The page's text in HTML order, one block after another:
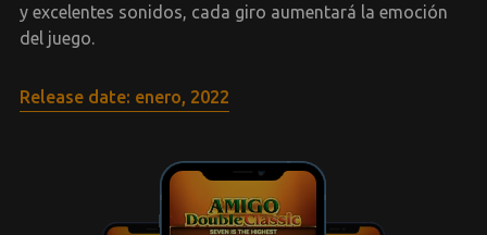
y excelentes sonidos, cada giro aumentará la emoción
del juego.
Release date: enero, 2022